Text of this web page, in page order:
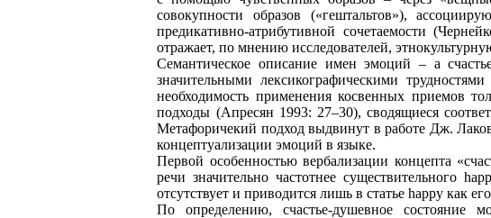
совокупности образов («гештальтов»),
предикативно-атрибутивной сочетаемости
отражает, по мнению исследователей,
Семантическое описание имен эмоций – а
значительными лексикографическими
необходимость применения косвенных приемов
подходы (Апресян 1993: 27–30), сводящиеся
Метафоричекий подход выдвинут в работе Дж.
концептуализации эмоций в языке.
Первой особенностью вербализации концепта
речи значительно частотнее существительного
отсутствует и приводится лишь в статье happy как
По определению, счастье-душевное состояние